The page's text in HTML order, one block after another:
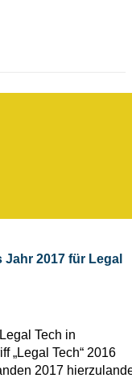
2017 für Legal
Tech in
„Legal Tech“ 2016
2017